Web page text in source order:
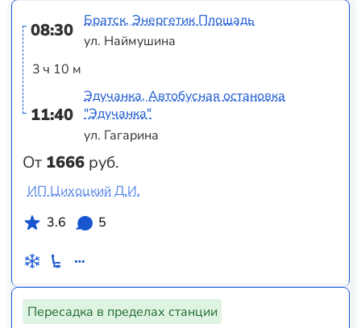
08:30
3 ч 10 м
11:40
От 1666 руб.
Братск, Энергетик Площадь
ул. Наймушина
Эдучанка, Автобусная остановка
"Эдучанка"
ул. Гагарина
ИП Цихоцкий Д.И.
3.6
5
Пересадка в пределах станции